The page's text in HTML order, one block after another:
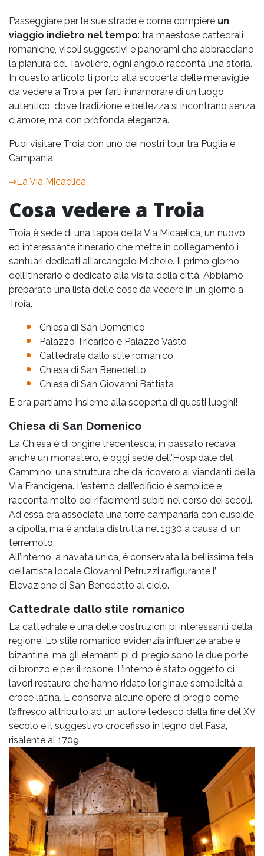
Passeggiare per le sue strade è come compiere un
viaggio indietro nel tempo: tra maestose cattedrali
romaniche, vicoli suggestivi e panorami che abbracciano
la pianura del Tavoliere, ogni angolo racconta una storia.
In questo articolo ti porto alla scoperta delle meraviglie
da vedere a Troia, per farti innamorare di un luogo
autentico, dove tradizione e bellezza si incontrano senza
clamore, ma con profonda eleganza.
Puoi visitare Troia con uno dei nostri tour tra Puglia e
Campania:
⇒La Via Micaelica
Cosa vedere a Troia
Troia è sede di una tappa della Via Micaelica, un nuovo
ed interessante itinerario che mette in collegamento i
santuari dedicati all’arcangelo Michele. Il primo giorno
dell’itinerario è dedicato alla visita della città. Abbiamo
preparato una lista delle cose da vedere in un giorno a
Troia.
Chiesa di San Domenico
Palazzo Tricarico e Palazzo Vasto
Cattedrale dallo stile romanico
Chiesa di San Benedetto
Chiesa di San Giovanni Battista
E ora partiamo insieme alla scoperta di questi luoghi!
Chiesa di San Domenico
La Chiesa è di origine trecentesca, in passato recava
anche un monastero, è oggi sede dell’Hospidale del
Cammino, una struttura che da ricovero ai viandanti della
Via Francigena. L’esterno dell’edificio è semplice e
racconta molto dei rifacimenti subiti nel corso dei secoli.
Ad essa era associata una torre campanaria con cuspide
a cipolla, ma è andata distrutta nel 1930 a causa di un
terremoto.
All’interno, a navata unica, è conservata la bellissima tela
dell’artista locale Giovanni Petruzzi raffigurante l’
Elevazione di San Benedetto al cielo.
Cattedrale dallo stile romanico
La cattedrale è una delle costruzioni pi interessanti della
regione. Lo stile romanico evidenzia influenze arabe e
bizantine, ma gli elementi pi di pregio sono le due porte
di bronzo e per il rosone. L’interno è stato oggetto di
lavori restauro che hanno ridato l’originale semplicità a
croce latina. E conserva alcune opere di pregio come
l’affresco attribuito ad un autore tedesco della fine del XV
secolo e il suggestivo crocefisso in legno del Fasa,
risalente al 1709.